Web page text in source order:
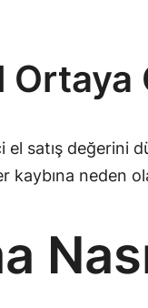
Ortaya
satış değerini
kaybına neden